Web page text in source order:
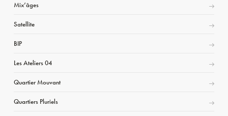
Mix’âges
Satellite
BIP
Les Ateliers 04
Quartier Mouvant
Quartiers Pluriels